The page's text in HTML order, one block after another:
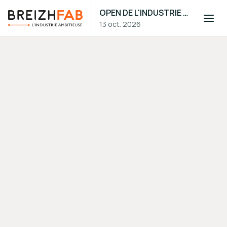
OPEN DE L'INDUSTRIE 2026
13 oct. 2026